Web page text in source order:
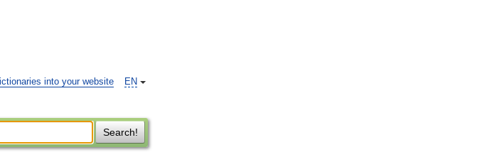
EN
into your website
Search!